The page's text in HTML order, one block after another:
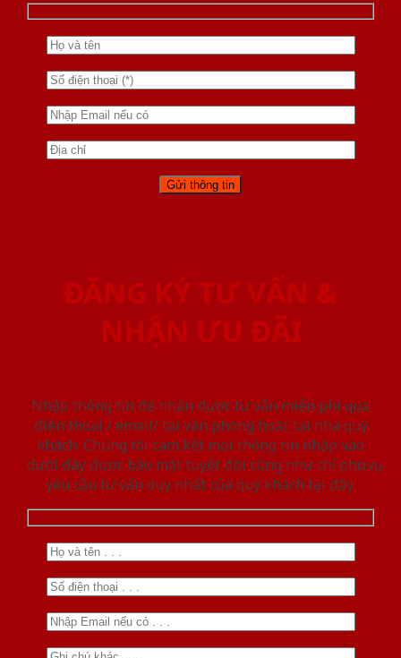
ĐĂNG KÝ TƯ VẤN &
NHẬN ƯU ĐÃI
Nhập thông tin để nhận được tư vấn miễn phí qua
điện thoại / email/ tại văn phòng hoặc tại nhà quý
khách. Chúng tôi cam kết mọi thông tin nhập vào
dưới đây được bảo mật tuyệt đối cũng như chỉ phục vụ
yêu cầu tư vấn duy nhất của quý khách tại đây.